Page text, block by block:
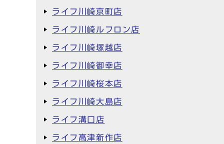
ライフ川崎京町店
ライフ川崎ルフロン店
ライフ川崎塚越店
ライフ川崎御幸店
ライフ川崎桜本店
ライフ川崎大島店
ライフ溝口店
ライフ高津新作店